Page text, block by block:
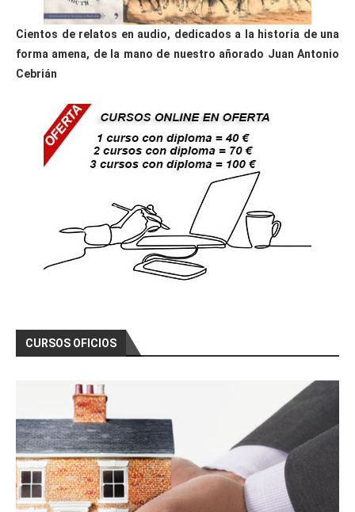
Cientos de relatos en audio, dedicados a la historia de una
forma amena, de la mano de nuestro añorado Juan Antonio
Cebrián
CURSOS OFICIOS